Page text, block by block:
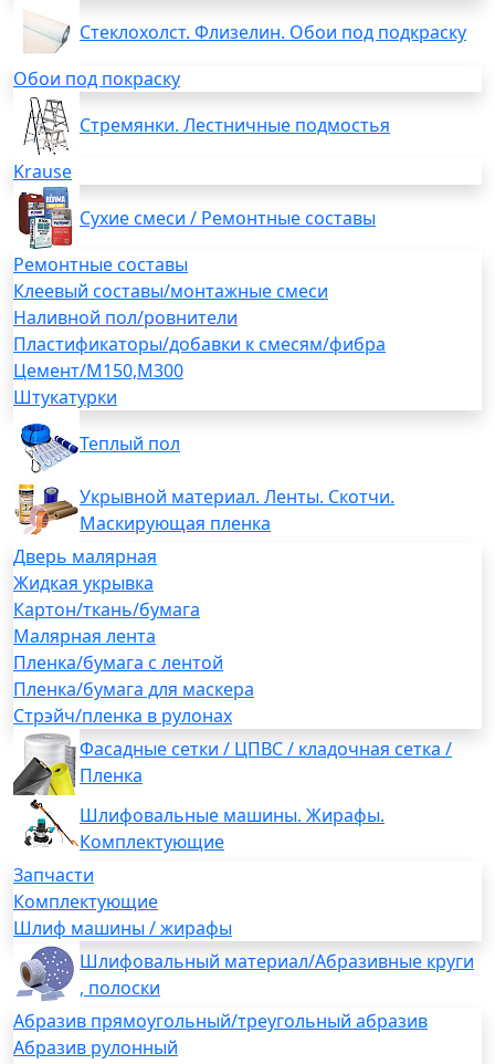
Стеклохолст. Флизелин. Обои под подкраску
Обои под покраску
Стремянки. Лестничные подмостья
Krause
Сухие смеси / Ремонтные составы
Ремонтные составы
Клеевый составы/монтажные смеси
Наливной пол/ровнители
Пластификаторы/добавки к смесям/фибра
Цемент/М150,М300
Штукатурки
Теплый пол
Укрывной материал. Ленты. Скотчи.
Маскирующая пленка
Дверь малярная
Жидкая укрывка
Картон/ткань/бумага
Малярная лента
Пленка/бумага с лентой
Пленка/бумага для маскера
Стрэйч/пленка в рулонах
Фасадные сетки / ЦПВС / кладочная сетка /
Пленка
Шлифовальные машины. Жирафы.
Комплектующие
Запчасти
Комплектующие
Шлиф машины / жирафы
Шлифовальный материал/Абразивные круги
, полоски
Абразив прямоугольный/треугольный абразив
Абразив рулонный